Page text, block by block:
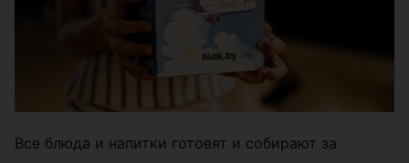
Все блюда и напитки готовят и собирают за